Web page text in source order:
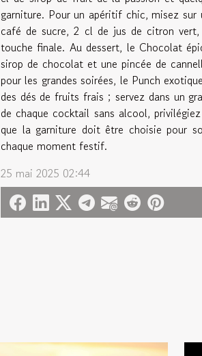
garniture. Pour un apéritif chic, misez
café de sucre, 2 cl de jus de citron
touche finale. Au dessert, le Chocolat
sirop de chocolat et une pincée de
pour les grandes soirées, le Punch
des dés de fruits frais ; servez dans un
de chaque cocktail sans alcool,
que la garniture doit être choisie pour
chaque moment festif.
25 mai 2025 02:44